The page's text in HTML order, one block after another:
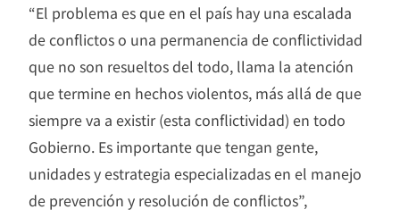
“El problema es que en el país hay una escalada
de conflictos o una permanencia de conflictividad
que no son resueltos del todo, llama la atención
que termine en hechos violentos, más allá de que
siempre va a existir (esta conflictividad) en todo
Gobierno. Es importante que tengan gente,
unidades y estrategia especializadas en el manejo
de prevención y resolución de conflictos”,